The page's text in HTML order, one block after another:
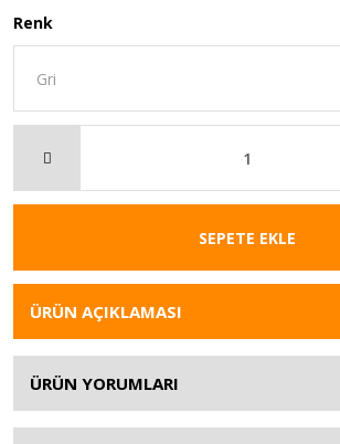
Renk
SEPETE EKLE
ÜRÜN AÇIKLAMASI
ÜRÜN YORUMLARI